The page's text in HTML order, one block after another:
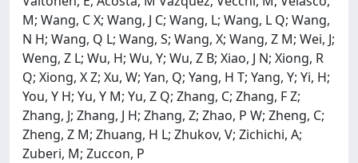
M; Wang, C X; Wang, J C; Wang, L; Wang, L Q; Wang,
N H; Wang, Q L; Wang, S; Wang, X; Wang, Z M; Wei, J;
Weng, Z L; Wu, H; Wu, Y; Wu, Z B; Xiao, J N; Xiong, R
Q; Xiong, X Z; Xu, W; Yan, Q; Yang, H T; Yang, Y; Yi, H;
You, Y H; Yu, Y M; Yu, Z Q; Zhang, C; Zhang, F Z;
Zhang, J; Zhang, J H; Zhang, Z; Zhao, P W; Zheng, C;
Zheng, Z M; Zhuang, H L; Zhukov, V; Zichichi, A;
Zuberi, M; Zuccon, P